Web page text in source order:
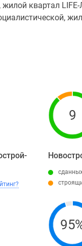
жилой квартал LIFE-
9